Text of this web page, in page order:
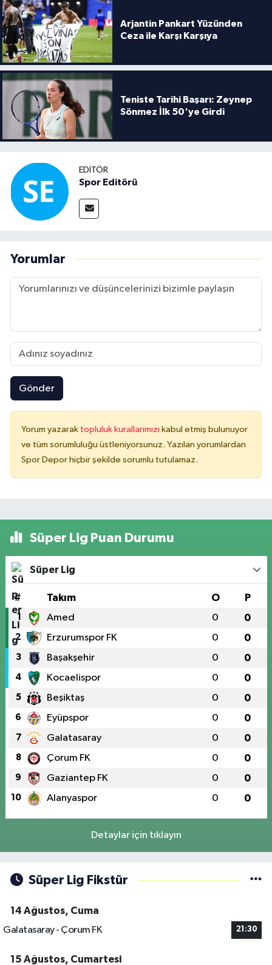
Arjantin Pankart Yüzünden
Ceza ile Karşı Karşıya
Teniste Tarihi Başarı: Zeynep
Sönmez İlk 50'ye Girdi
EDITÖR
Spor Editörü
Yorumlar
Gönder
Yorum yazarak topluluk kurallarımızı kabul etmiş bulunuyor
ve tüm sorumluluğu üstleniyorsunuz. Yazılan yorumlardan
Spor Depor hiçbir şekilde sorumlu tutulamaz.
Süper Lig Puan Durumu
Süper Lig
# Takım O P
1 Amed 0 0
2 Erzurumspor FK 0 0
3 Başakşehir 0 0
4 Kocaelispor 0 0
5 Beşiktaş 0 0
6 Eyüpspor 0 0
7 Galatasaray 0 0
8 Çorum FK 0 0
9 Gaziantep FK 0 0
10 Alanyaspor 0 0
Detaylar için tıklayın
Süper Lig Fikstür
14 Ağustos, Cuma
Galatasaray - Çorum FK
21:30
15 Ağustos, Cumartesi